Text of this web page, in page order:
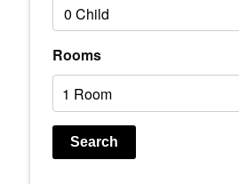
Rooms
Search